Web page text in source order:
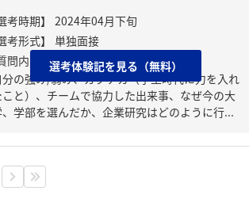
問内容・課題】
分の強み/弱み、ガクチカ（学生時代に力を入れ
こと）、チームで協力した出来事、なぜ今の大
、学部を選んだか、企業研究はどのように行...
選考体験記を見る（無料）